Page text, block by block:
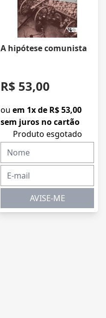
A hipótese comunista
R$ 53,00
ou em 1x de R$ 53,00
sem juros no cartão
Produto esgotado
AVISE-ME